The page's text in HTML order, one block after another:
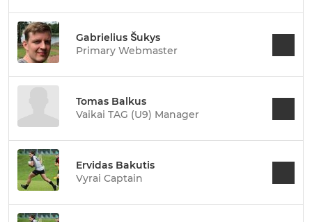
Gabrielius Šukys
Primary Webmaster
Tomas Balkus
Vaikai TAG (U9) Manager
Ervidas Bakutis
Vyrai Captain